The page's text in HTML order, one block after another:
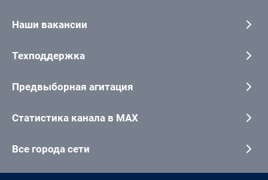
Наши вакансии
Техподдержка
Предвыборная агитация
Статистика канала в MAX
Все города сети